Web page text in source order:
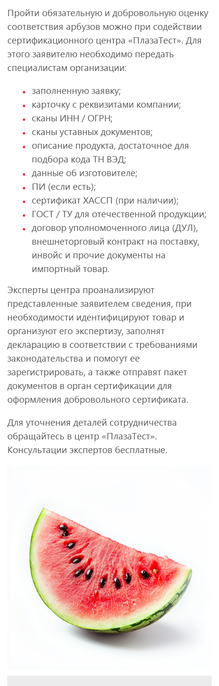
Пройти обязательную и добровольную оценку
соответствия арбузов можно при содействии
сертификационного центра «ПлазаТест». Для
этого заявителю необходимо передать
специалистам организации:
заполненную заявку;
карточку с реквизитами компании;
сканы ИНН / ОГРН;
сканы уставных документов;
описание продукта, достаточное для
подбора кода ТН ВЭД;
данные об изготовителе;
ПИ (если есть);
сертификат ХАССП (при наличии);
ГОСТ / ТУ для отечественной продукции;
договор уполномоченного лица (ДУЛ),
внешнеторговый контракт на поставку,
инвойс и прочие документы на
импортный товар.
Эксперты центра проанализируют
представленные заявителем сведения, при
необходимости идентифицируют товар и
организуют его экспертизу, заполнят
декларацию в соответствии с требованиями
законодательства и помогут ее
зарегистрировать, а также отправят пакет
документов в орган сертификации для
оформления добровольного сертификата.
Для уточнения деталей сотрудничества
обращайтесь в центр «ПлазаТест».
Консультации экспертов бесплатные.